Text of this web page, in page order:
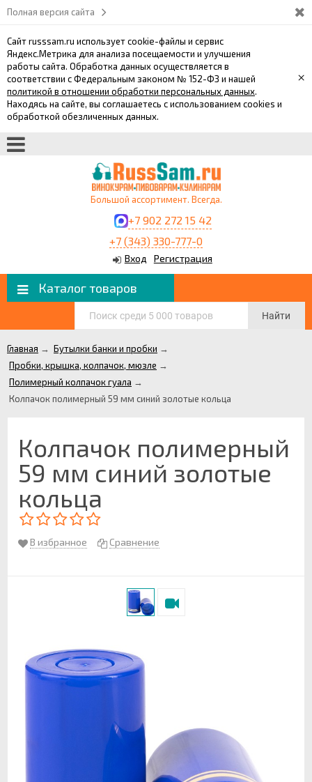
Полная версия сайта
Сайт russsam.ru использует cookie-файлы и сервис
Яндекс.Метрика для анализа посещаемости и улучшения
работы сайта. Обработка данных осуществляется в
соответствии с Федеральным законом № 152-ФЗ и нашей
политикой в отношении обработки персональных данных.
Находясь на сайте, вы соглашаетесь с использованием cookies и
обработкой обезличенных данных.
×
Большой ассортимент. Всегда.
+7 902 272 15 42
+7 (343) 330-777-0
Вход Регистрация
Каталог товаров
Найти
Главная → Бутылки банки и пробки →
Пробки, крышка, колпачок, мюзле →
Полимерный колпачок гуала →
Колпачок полимерный 59 мм синий золотые кольца
Колпачок полимерный
59 мм синий золотые
кольца
В избранное Сравнение